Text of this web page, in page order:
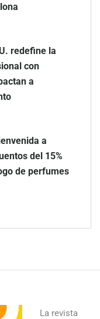
redefine la
con
a
a
del 15%
de perfumes
La revista